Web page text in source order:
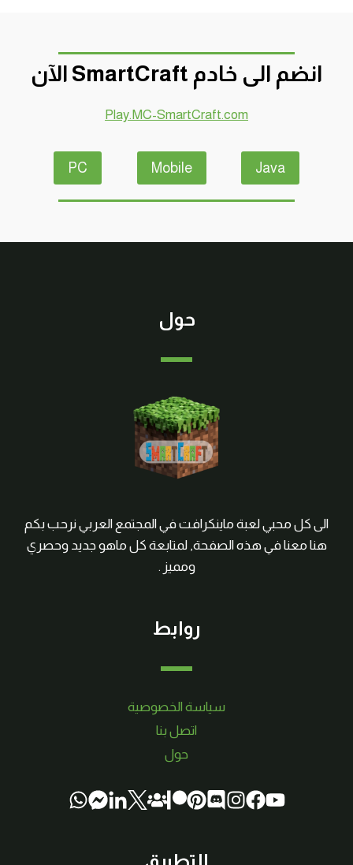
كرافت:
شامل
واستيراد
انضم الى خادم SmartCraft الآن
Play.MC-SmartCraft.com
Java
Mobile
PC
حول
الى كل محبي لعبة ماينكرافت في المجتمع العربي نرحب بكم
هنا معنا في هذه الصفحة, لمتابعة كل ماهو جديد وحصري
ومميز .
روابط
سياسة الخصوصية
اتصل بنا
حول
التطبيق